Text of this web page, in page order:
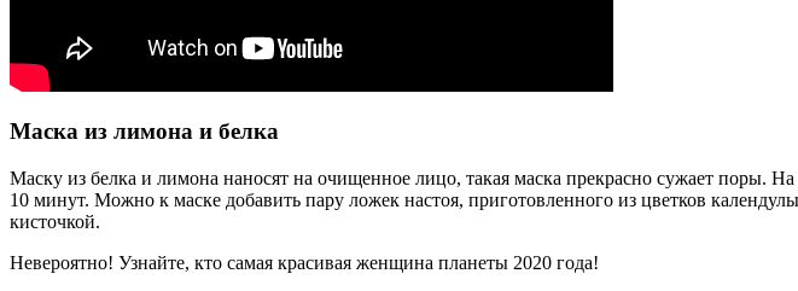
Маска из лимона и белка
Маску из белка и лимона наносят на очищенное лицо, такая маска прекрасно сужает
10 минут. Можно к маске добавить пару ложек настоя, приготовленного из цветков
кисточкой.
Невероятно! Узнайте, кто самая красивая женщина планеты 2020 года!